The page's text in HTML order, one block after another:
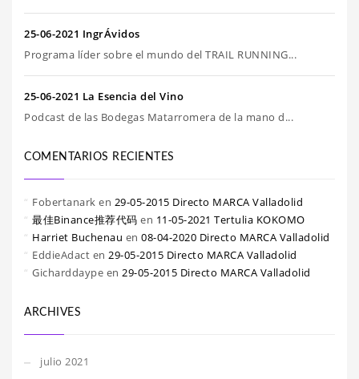
25-06-2021 IngrÁvidos
Programa líder sobre el mundo del TRAIL RUNNING...
25-06-2021 La Esencia del Vino
Podcast de las Bodegas Matarromera de la mano d...
COMENTARIOS RECIENTES
Fobertanark en 29-05-2015 Directo MARCA Valladolid
最佳Binance推荐代码 en 11-05-2021 Tertulia KOKOMO
Harriet Buchenau en 08-04-2020 Directo MARCA Valladolid
EddieAdact en 29-05-2015 Directo MARCA Valladolid
Gicharddaype en 29-05-2015 Directo MARCA Valladolid
ARCHIVES
julio 2021